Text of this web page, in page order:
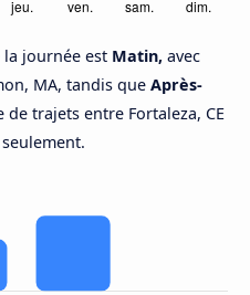
journée est Matin, avec
MA, tandis que Après-
trajets entre Fortaleza, CE